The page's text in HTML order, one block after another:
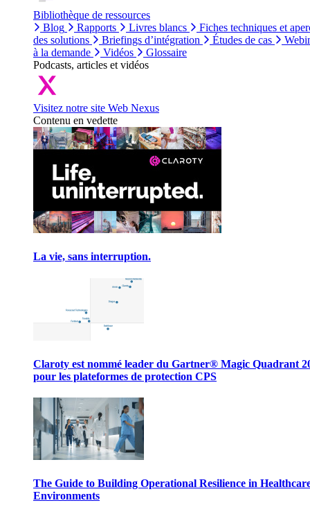
Bibliothèque de ressources
Blog
Rapports Livres blancs
Fiches techniques et
des solutions
Briefings d’intégration Études de cas
à la demande
Vidéos
Glossaire
Podcasts, articles et vidéos
Visitez notre site Web Nexus
Contenu en vedette
La vie, sans interruption.
Claroty est nommé leader du Gartner® Magic Quadrant
pour les plateformes de protection CPS
The Guide to Building Operational Resilience in
Environments